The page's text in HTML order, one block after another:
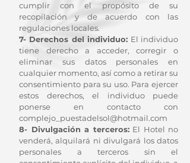
cumplir con el propósito de su
recopilación y de acuerdo con las
regulaciones locales.
7- Derechos del individuo: El individuo
tiene derecho a acceder, corregir o
eliminar sus datos personales en
cualquier momento, así como a retirar su
consentimiento para su uso. Para ejercer
estos derechos, el individuo puede
ponerse en contacto con
complejo_puestadelsol@hotmail.com
8- Divulgación a terceros:El Hotel no
venderá, alquilará ni divulgará los datos
personales a terceros sin el